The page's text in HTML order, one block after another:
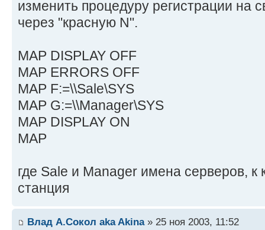
изменить процедуру регистрации на
через "красную N".
MAP DISPLAY OFF
MAP ERRORS OFF
MAP F:=\\Sale\SYS
MAP G:=\\Manager\SYS
MAP DISPLAY ON
MAP
где Sale и Manager имена серверов,
станция
Влад А.Сокол aka Akina» 25 ноя 2003, 11:52